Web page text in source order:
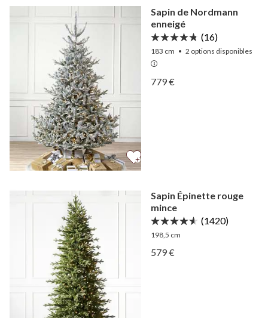
Sapin de Nordmann
enneigé
(16)
183 cm • 2 options disponibles
Afficher Sapin de
Afficher Sapin de
779 €
Sapin Épinette rouge
mince
(1420)
198,5 cm
Afficher Sapin Épinette
Afficher Sapin Épinette
579 €